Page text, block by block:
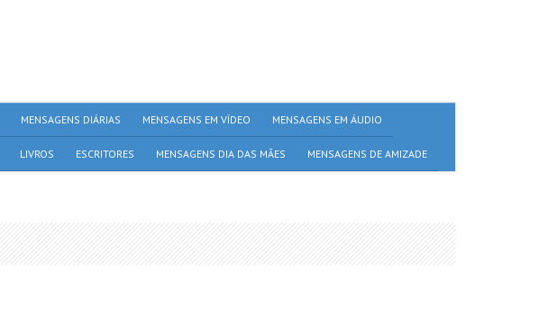
MENSAGENS DIÁRIAS MENSAGENS EM VÍDEO MENSAGENS EM ÁUDIO
LIVROS ESCRITORES MENSAGENS DIA DAS MÃES MENSAGENS DE AMIZADE